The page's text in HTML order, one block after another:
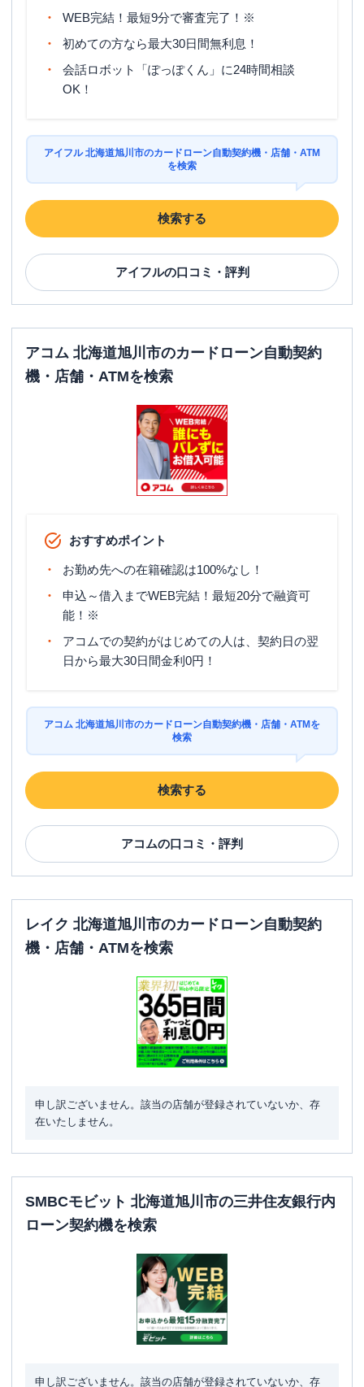
ATM営業時間
土曜：-
日祝 ：
ATM ✕
住所
ち
WEB完結！最短9分で審査完了！※
初めての方なら最大30日間無利息！
会話ロボット「ぽっぽくん」に24時間相談
OK！
アイフル 北海道旭川市のカードローン自動契約機・店舗・ATM
を検索
検索する
アイフルの口コミ・評判
アコム 北海道旭川市のカードローン自動契約
機・店舗・ATMを検索
おすすめポイント
お勤め先への在籍確認は100%なし！
申込～借入までWEB完結！最短20分で融資可
能！※
アコムでの契約がはじめての人は、契約日の翌
日から最大30日間金利0円！
アコム 北海道旭川市のカードローン自動契約機・店舗・ATMを
検索
検索する
アコムの口コミ・評判
レイク 北海道旭川市のカードローン自動契約
機・店舗・ATMを検索
申し訳ございません。該当の店舗が登録されていないか、存
在いたしません。
SMBCモビット 北海道旭川市の三井住友銀行内
ローン契約機を検索
申し訳ございません。該当の店舗が登録されていないか、存